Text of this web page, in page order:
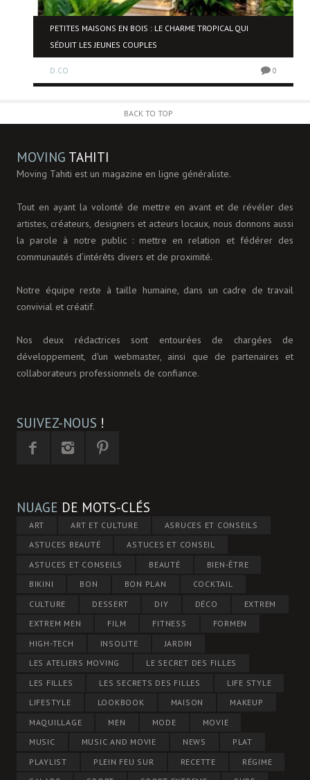
PETITES MAISONS EN BOIS : LE CHARME TROPICAL QUI
SÉDUIT LES JEUNES COUPLES
D.CO 0
BACK TO TOP
MOVING TAHITI
Moving Tahiti est un magazine en ligne généraliste.
Tout en ayant la volonté de mettre en avant et de révéler des
artistes, créateurs, designers et acteurs locaux, nous donnons aussi
la parole à notre public : mettre en relation et fédérer des
communautés d’intérêts divers et de proximité.
Notre équipe reste à taille humaine, dans un cadre de travail
convivial et créatif.
Nos deux rédactrices sont entourées de chargées de
développement, d'un webmaster, ainsi que de partenaires et
collaborateurs professionnels de confiance.
SUIVEZ-NOUS !
NUAGE DE MOTS-CLÉS
ART ART ET CULTURE
ASRUCES ET CONSEILS
ASTUCES BEAUTÉ
ASTUCES ET CONSEIL
ASTUCES ET CONSEILS
BEAUTÉ
BIEN-ÊTRE
BIKINI
BON BON PLAN
COCKTAIL
CULTURE
DESSERT DIY DÉCO
EXTREM
EXTREM MEN
FILM FITNESS
FORMEN
HIGH-TECH
INSOLITE
JARDIN
LES ATELIERS MOVING
LE SECRET DES FILLES
LES FILLES
LES SECRETS DES FILLES
LIFE STYLE
LIFESTYLE
LOOKBOOK MAISON
MAKEUP
MAQUILLAGE
MEN MODE
MOVIE
MUSIC
MUSIC AND MOVIE NEWS
PLAT
PLAYLIST
PLEIN FEU SUR RECETTE
RÉGIME